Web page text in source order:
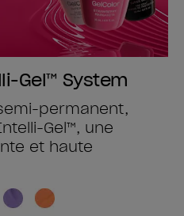
Gel™ System
permanent,
Gel™, une
et haute